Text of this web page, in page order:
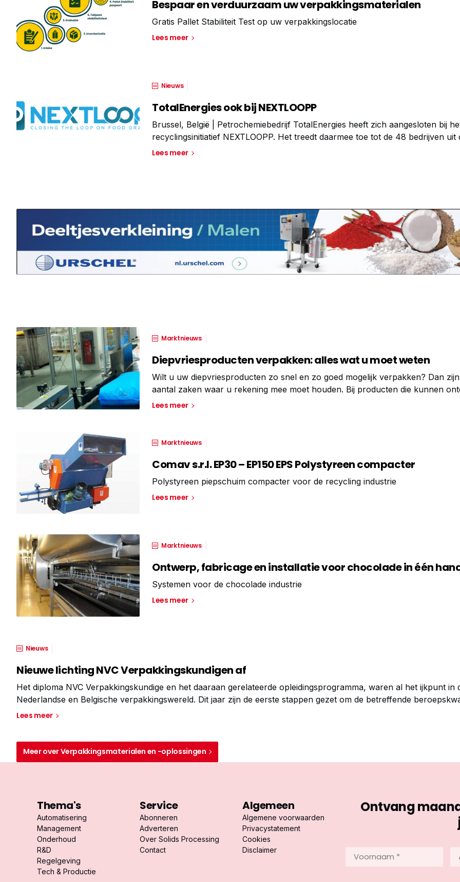
Bespaar en verduurzaam uw verpakkingsmaterialen
Gratis Pallet Stabiliteit Test op uw verpakkingslocatie
Lees meer
Nieuws
TotalEnergies ook bij NEXTLOOPP
Brussel, België | Petrochemiebedrijf TotalEnergies heeft zich aangesloten bij
recyclingsinitiatief NEXTLOOPP. Het treedt daarmee toe tot de 48 bedrijven uit
kunststofwaardeketen die afgedankte huishoudelijke verpakkingsmaterialen met
Lees meer
Marktnieuws
Diepvriesproducten verpakken: alles wat u moet weten
Wilt u uw diepvriesproducten zo snel en zo goed mogelijk verpakken? Dan
aantal zaken waar u rekening mee moet houden. Bij producten die kunnen
omgeving waarin de verpakking plaatsvindt heel bepalend voor een goed
Lees meer
Marktnieuws
Comav s.r.l. EP30 – EP150 EPS Polystyreen compacter
Polystyreen piepschuim compacter voor de recycling industrie
Lees meer
Marktnieuws
Ontwerp, fabricage en installatie voor chocolade in één
Systemen voor de chocolade industrie
Lees meer
Nieuws
Nieuwe lichting NVC Verpakkingskundigen af
Het diploma NVC Verpakkingskundige en het daaraan gerelateerde opleidingsprogramma, waren al het ijkpunt in
Nederlandse en Belgische verpakkingswereld. Dit jaar zijn de eerste stappen gezet om de betreffende
ook nog meer buiten de Benelux te verankeren via het
Lees meer
Meer over Verpakkingsmaterialen en -oplossingen
Thema's
Automatisering
Management
Onderhoud
R&D
Regelgeving
Tech & Productie
Service
Abonneren
Adverteren
Over Solids Processing
Contact
Algemeen
Algemene voorwaarden
Privacystatement
Cookies
Disclaimer
Ontvang